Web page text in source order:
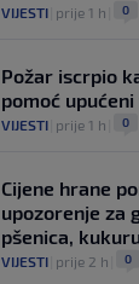
VIJESTI prije 1 h 0
Požar iscrpio
pomoć
VIJESTI prije 1 h 0
Cijene hrane
upozorenje za
pšenica,
VIJESTI prije 2 h 0